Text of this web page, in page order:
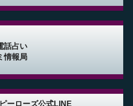
話占い
情報局
ーローズ公式LINE